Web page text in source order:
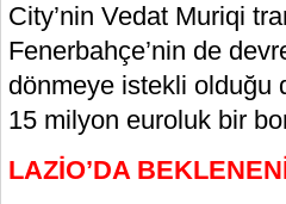
City’nin Vedat Muriqi
Fenerbahçe’nin de
dönmeye istekli olduğu
15 milyon euroluk bir
LAZİO’DA